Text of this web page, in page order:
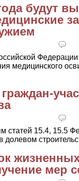
будут
медицинского
статей 15.4, 15.5
долевом
мер